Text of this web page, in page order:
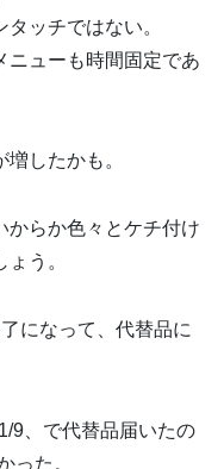
ッチではない。
ニューも時間固定であ
したかも。
からか色々とケチ付け
う。
になって、代替品に
9、で代替品届いたの
った。